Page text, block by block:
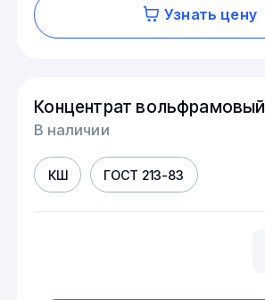
Узнать цену
Концентрат вольфрамовый
В наличии
КШ ГОСТ 213-83